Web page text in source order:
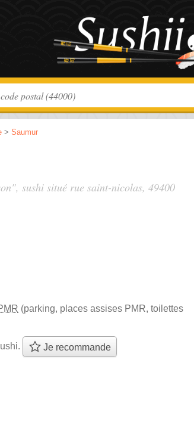
> Saumur
sushi situé rue saint-nicolas, 49400
(parking, places assises PMR, toilettes
Je recommande